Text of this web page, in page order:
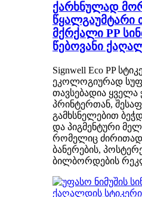
ქარხნულად
წყალგაუმტარი
მქრქალი PP
წებოვანი
Signwell Eco PP
ეკოლოგიურად
თავსებადია
პრინტერთან,
გამხსნელებით
და პიგმენტური
რომელიც
ბანერების,
ბილბორდების